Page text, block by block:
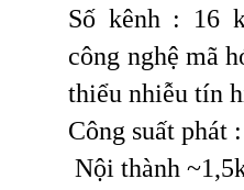
Số kênh : 16
công nghệ mã
thiểu nhiễu tín
Công suất phát
Nội thành